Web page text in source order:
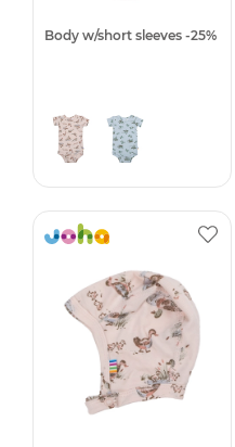
Body w/short sleeves -25%